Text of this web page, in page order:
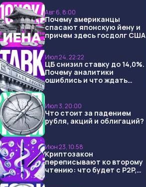
Авг 6, 8:00
Почему американцы
спасают японскую йену и
причем здесь госдолг США
Июл 24, 22:22
ЦБ снизил ставку до 14,0%.
Почему аналитики
ошиблись и что ждать
Июл 3, 20:00
Что стоит за падением
рубля, акций и облигаций?
Июн 23, 10:58
Криптозакон
переписывают ко второму
чтению: что будет с P2P,